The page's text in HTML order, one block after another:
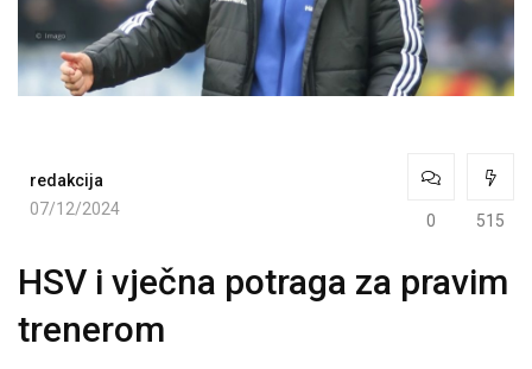
redakcija
07/12/2024
0 515
HSV i vječna potraga za pravim
trenerom